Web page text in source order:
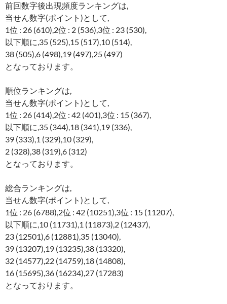
前回数字後出現頻度ランキングは,
当せん数字(ポイント)として,
1位 : 26 (610),2位 : 2 (536),3位 : 23 (530),
以下順に,35 (525),15 (517),10 (514),
38 (505),6 (498),19 (497),25 (497)
となっております。
順位ランキングは,
当せん数字(ポイント)として,
1位 : 26 (414),2位 : 42 (401),3位 : 15 (367),
以下順に,35 (344),18 (341),19 (336),
39 (333),1 (329),10 (329),
2 (328),38 (319),6 (312)
となっております。
総合ランキングは,
当せん数字(ポイント)として,
1位 : 26 (6788),2位 : 42 (10251),3位 : 15 (11207),
以下順に,10 (11731),1 (11873),2 (12437),
23 (12501),6 (12881),35 (13040),
39 (13207),19 (13235),38 (13320),
32 (14577),22 (14759),18 (14808),
16 (15695),36 (16234),27 (17283)
となっております。